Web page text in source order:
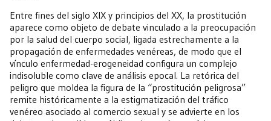
Entre fines del siglo XIX y principios del XX, la prostitución
aparece como objeto de debate vinculado a la preocupación
por la salud del cuerpo social, ligada estrechamente a la
propagación de enfermedades venéreas, de modo que el
vínculo enfermedad-erogeneidad configura un complejo
indisoluble como clave de análisis epocal. La retórica del
peligro que moldea la figura de la “prostitución peligrosa”
remite históricamente a la estigmatización del tráfico
venéreo asociado al comercio sexual y se advierte en los